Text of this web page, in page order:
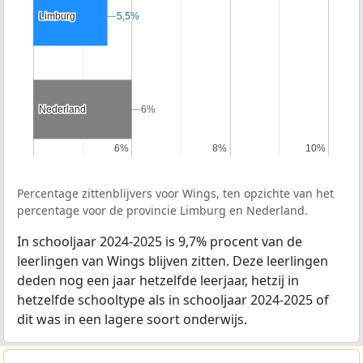
6%
6% 8%
8% 10%
10%
Limburg
Limburg
Nederland
Nederland
5,5%
5,5%
6%
6%
Percentage zittenblijvers voor Wings, ten opzichte van het
percentage voor de provincie Limburg en Nederland.
In schooljaar 2024-2025 is 9,7% procent van de
leerlingen van Wings blijven zitten. Deze leerlingen
deden nog een jaar hetzelfde leerjaar, hetzij in
hetzelfde schooltype als in schooljaar 2024-2025 of
dit was in een lagere soort onderwijs.